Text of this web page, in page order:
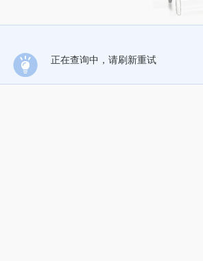
正在查询中，请刷新重试